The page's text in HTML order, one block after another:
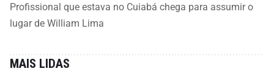
Profissional que estava no Cuiabá chega para assumir o
lugar de William Lima
MAIS LIDAS